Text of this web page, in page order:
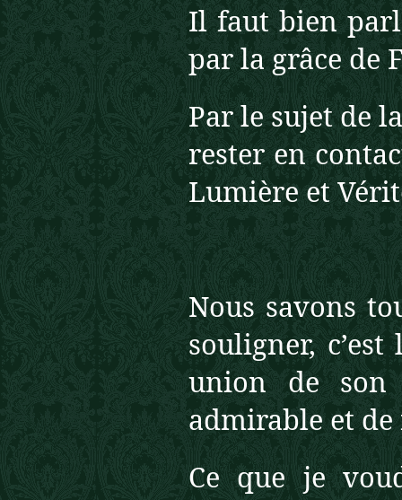
Il faut bien
par la grâce de
Par le sujet de
rester en
Lumière et
Nous savons
souligner,
union de son
admirable et
Ce que je